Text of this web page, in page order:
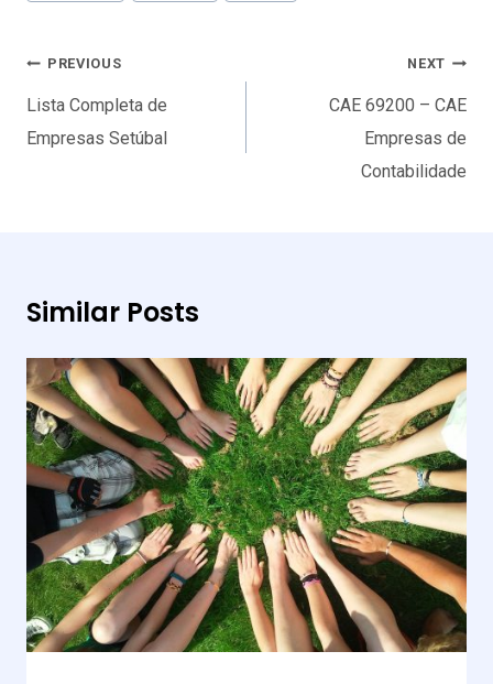
Navegação
de
artigos
PREVIOUS
Lista Completa de
Empresas Setúbal
NEXT
CAE 69200 – CAE
Empresas de
Contabilidade
Similar Posts